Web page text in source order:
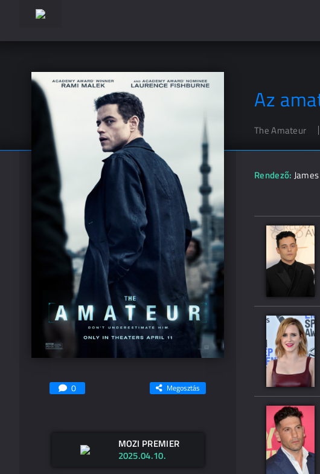
Az
The Amateur
0 Megosztás
MOZI PREMIER
2025.04.10.
Rendező: